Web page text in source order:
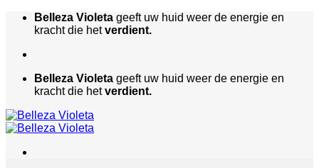
Belleza Violeta geeft uw huid weer de energie en
kracht die hetverdient.
Belleza Violeta geeft uw huid weer de energie en
kracht die hetverdient.